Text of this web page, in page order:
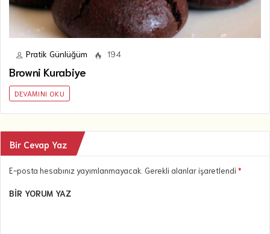
Pratik Günlüğüm 194
Browni Kurabiye
DEVAMINI OKU
Bir Cevap Yaz
E-posta hesabınız yayımlanmayacak. Gerekli alanlar işaretlendi *
BIR YORUM YAZ